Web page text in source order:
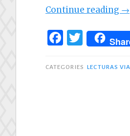
Continue reading →
F
c
T
w
it
CATEGORIES LECTURAS